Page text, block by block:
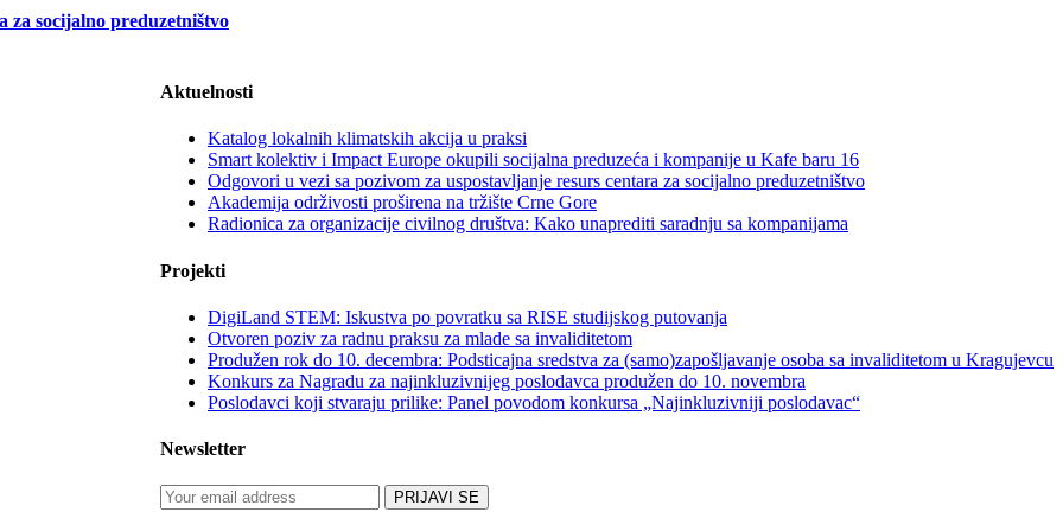
za socijalno preduzetništvo
Aktuelnosti
Katalog lokalnih klimatskih akcija u praksi
Smart kolektiv i Impact Europe okupili socijalna preduzeća i kompanije u Kafe baru 16
Odgovori u vezi sa pozivom za uspostavljanje resurs centara za socijalno preduzetništvo
Akademija održivosti proširena na tržište Crne Gore
Radionica za organizacije civilnog društva: Kako unaprediti saradnju sa kompanijama
Projekti
DigiLand STEM: Iskustva po povratku sa RISE studijskog putovanja
Otvoren poziv za radnu praksu za mlade sa invaliditetom
Produžen rok do 10. decembra: Podsticajna sredstva za (samo)zapošljavanje osoba sa invaliditetom u Kragujevcu
Konkurs za Nagradu za najinkluzivnijeg poslodavca produžen do 10. novembra
Poslodavci koji stvaraju prilike: Panel povodom konkursa „Najinkluzivniji poslodavac“
Newsletter